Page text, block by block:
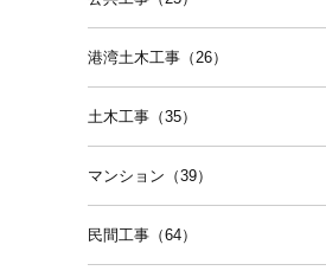
港湾土木工事（26）
土木工事（35）
マンション（39）
民間工事（64）